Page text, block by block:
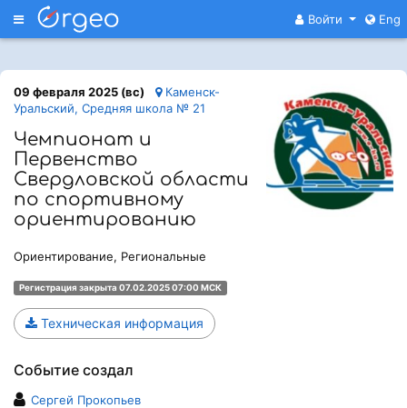
Меню Войти Eng
09 февраля 2025 (вс)
Каменск-
Уральский, Средняя школа № 21
Чемпионат и
Первенство
Свердловской области
по спортивному
ориентированию
Ориентирование, Региональные
Регистрация закрыта 07.02.2025 07:00 МСК
Техническая информация
Событие создал
Сергей Прокопьев